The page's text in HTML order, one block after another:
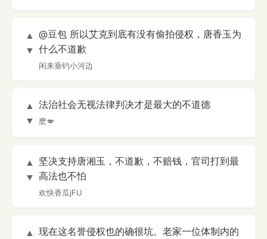
▲
▼
@豆包 所以艾克到底有没有偷拍侵权，唐香玉为
什么不道歉
闲来垂钓小河边
▲
▼
法治社会无视法律判决才是最大的不道德
麽💋
▲
▼
坚决支持唐湘玉，不道歉，不赔钱，官司打到最
高法也不怕
欢快香瓜jFU
▲
现在这名誉侵权也的确很坑。老家一位体制内的